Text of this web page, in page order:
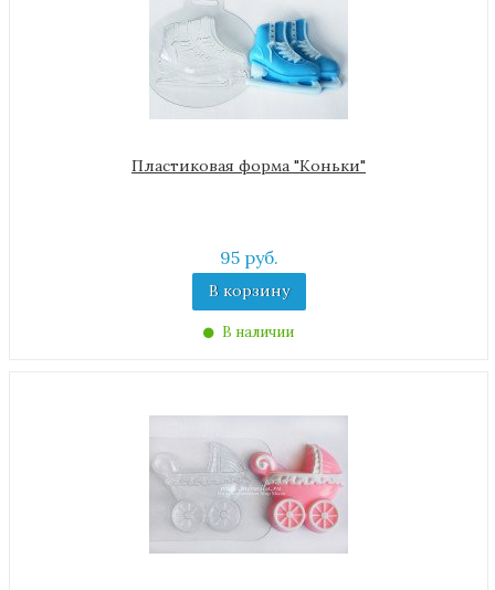
Пластиковая форма "Коньки"
95 руб.
В корзину
В наличии